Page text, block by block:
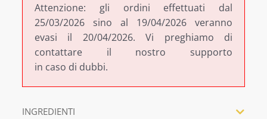
Attenzione: gli ordini effettuati dal
25/03/2026 sino al 19/04/2026 veranno
evasi il 20/04/2026. Vi preghiamo di
contattare il nostro supporto
in caso di dubbi.
INGREDIENTI